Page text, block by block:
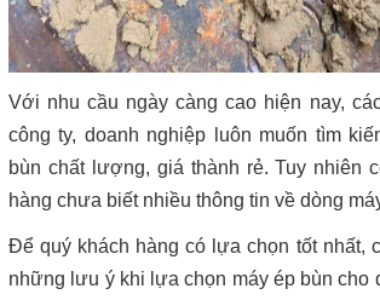
Với nhu cầu ngày càng cao hiện nay,
công ty, doanh nghiệp luôn muốn tìm
bùn chất lượng, giá thành rẻ. Tuy nhiên
hàng chưa biết nhiều thông tin về dòng
Để quý khách hàng có lựa chọn tốt nhất,
những lưu ý khi lựa chọn máy ép bùn cho